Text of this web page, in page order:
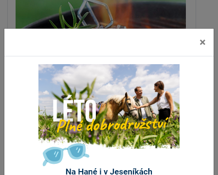
Hostinec Na Vrchu
Věrovany
vzdálenost 4 km
×